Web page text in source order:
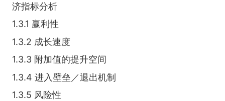
济指标分析
1.3.1 赢利性
1.3.2 成长速度
1.3.3 附加值的提升空间
1.3.4 进入壁垒／退出机制
1.3.5 风险性